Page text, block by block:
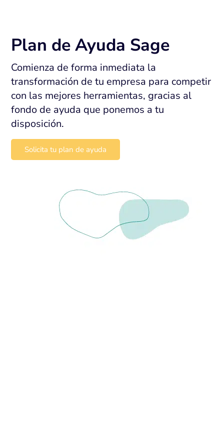
Plan de Ayuda Sage
Comienza de forma inmediata la
transformación de tu empresa para competir
con las mejores herramientas, gracias al
fondo de ayuda que ponemos a tu
disposición.
Solicita tu plan de ayuda